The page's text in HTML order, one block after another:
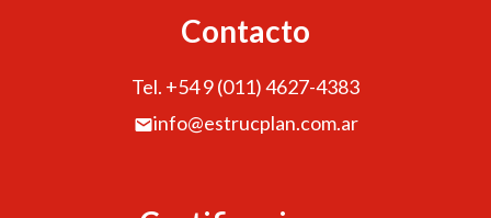
Contacto
Tel. +54 9 (011) 4627-4383
info@estrucplan.com.ar